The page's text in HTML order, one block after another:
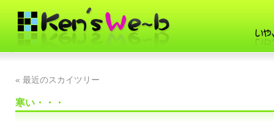
« 最近のスカイツリー
寒い・・・